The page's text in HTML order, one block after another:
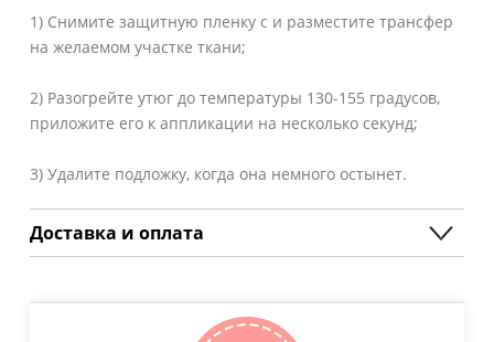
1) Снимите защитную пленку с и разместите трансфер
на желаемом участке ткани;
2) Разогрейте утюг до температуры 130-155 градусов,
приложите его к аппликации на несколько секунд;
3) Удалите подложку, когда она немного остынет.
Доставка и оплата